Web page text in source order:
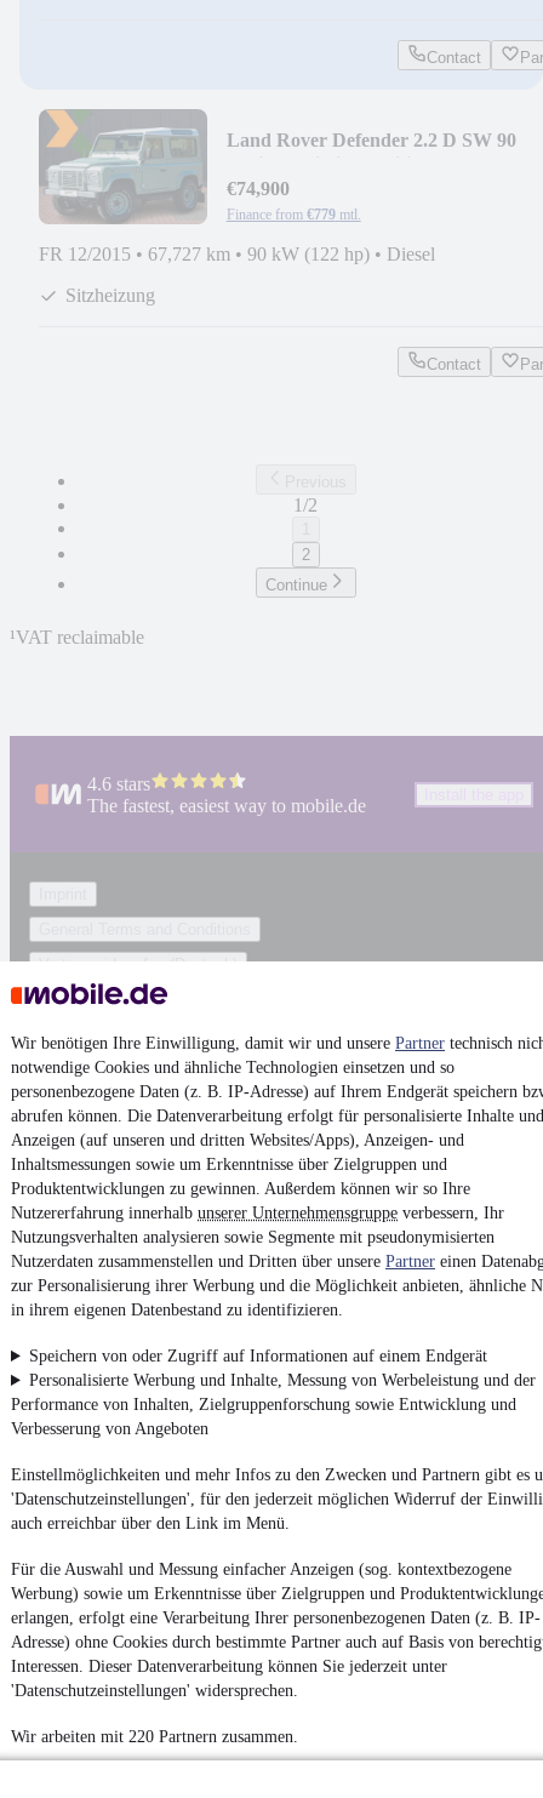
Wir benötigen Ihre Einwilligung, damit wir und unsere Partner technisch
notwendige Cookies und ähnliche Technologien einsetzen und so
personenbezogene Daten (z. B. IP-Adresse) auf Ihrem Endgerät speichern
abrufen können. Die Datenverarbeitung erfolgt für personalisierte Inhalte und
Anzeigen (auf unseren und dritten Websites/Apps), Anzeigen- und
Inhaltsmessungen sowie um Erkenntnisse über Zielgruppen und
Produktentwicklungen zu gewinnen. Außerdem können wir so Ihre
Nutzererfahrung innerhalb unserer Unternehmensgruppe verbessern, Ihr
Nutzungsverhalten analysieren sowie Segmente mit pseudonymisierten
Nutzerdaten zusammenstellen und Dritten über unsere Partner einen
zur Personalisierung ihrer Werbung und die Möglichkeit anbieten, ähnliche
in ihrem eigenen Datenbestand zu identifizieren.
Speichern von oder Zugriff auf Informationen auf einem Endgerät
Personalisierte Werbung und Inhalte, Messung von Werbeleistung und der
Performance von Inhalten, Zielgruppenforschung sowie Entwicklung und
Verbesserung von Angeboten
Einstellmöglichkeiten und mehr Infos zu den Zwecken und Partnern gibt es
'Datenschutzeinstellungen', für den jederzeit möglichen Widerruf der
auch erreichbar über den Link im Menü.
Für die Auswahl und Messung einfacher Anzeigen (sog. kontextbezogene
Werbung) sowie um Erkenntnisse über Zielgruppen und
erlangen, erfolgt eine Verarbeitung Ihrer personenbezogenen Daten (z. B. IP-
Adresse) ohne Cookies durch bestimmte Partner auch auf Basis von
Interessen. Dieser Datenverarbeitung können Sie jederzeit unter
'Datenschutzeinstellungen' widersprechen.
Wir arbeiten mit 220 Partnern zusammen.
Contact
Land Rover Defender 2.2 D SW 90
€74,900
Finance from €779 mtl.
FR 12/2015 • 67,727 km • 90 kW (122 hp) • Diesel
Sitzheizung
Contact
1/2
2
Continue
¹VAT reclaimable
4.6 stars
The fastest, easiest way to mobile.de
Vertrag widerrufen (Deutsch)
Privacy Policy
Privacy Settings
Accessibility Statement
Report Security Vulnerability
Powered by
ObNeuwagen,Gebrauchtwagenoder Leasing-Angebote: Alle
Fahrzeuge gibt es bei mobile.de